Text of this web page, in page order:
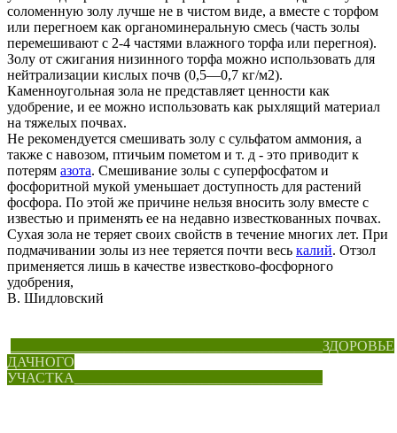
соломенную золу лучше не в чистом виде, а вместе с торфом
или перегноем как органоминеральную смесь (часть золы
перемешивают с 2-4 частями влажного торфа или перегноя).
Золу от сжигания низинного торфа можно использовать для
нейтрализации кислых почв (0,5—0,7 кг/м2).
Каменноугольная зола не представляет ценности как
удобрение, и ее можно использовать как рыхлящий материал
на тяжелых почвах.
Не рекомендуется смешивать золу с сульфатом аммония, а
также с навозом, птичьим пометом и т. д - это приводит к
потерям азота. Смешивание золы с суперфосфатом и
фосфоритной мукой уменьшает доступность для растений
фосфора. По этой же причине нельзя вносить золу вместе с
известью и применять ее на недавно известкованных почвах.
Сухая зола не теряет своих свойств в течение многих лет. При
подмачивании золы из нее теряется почти весь калий. Отзол
применяется лишь в качестве известково-фосфорного
удобрения,
В. Шидловский
____________________________________________ЗДОРОВЬЕ
ДАЧНОГО
УЧАСТКА___________________________________